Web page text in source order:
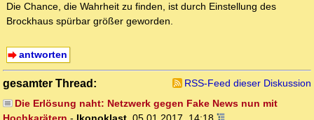
Die Chance, die Wahrheit zu finden, ist durch Einstellung des
Brockhaus spürbar größer geworden.
antworten
gesamter Thread:
RSS-Feed dieser Diskussion
Die Erlösung naht: Netzwerk gegen Fake News nun mit